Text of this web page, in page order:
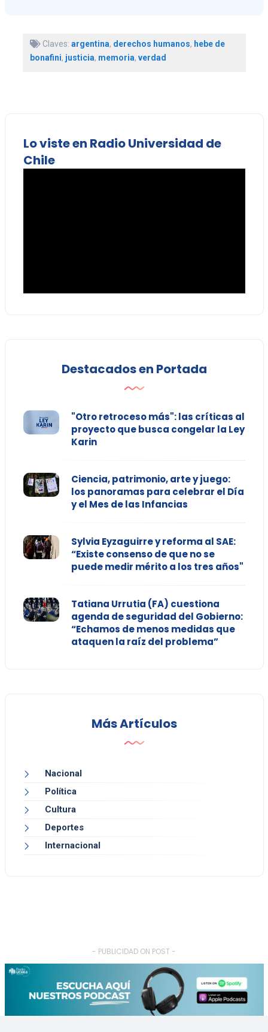
Claves: argentina, derechos humanos, hebe de
bonafini, justicia, memoria, verdad
Lo viste en Radio Universidad de
Chile
Destacados en Portada
"Otro retroceso más": las críticas al
proyecto que busca congelar la Ley
Karin
Ciencia, patrimonio, arte y juego:
los panoramas para celebrar el Día
y el Mes de las Infancias
Sylvia Eyzaguirre y reforma al SAE:
“Existe consenso de que no se
puede medir mérito a los tres años"
Tatiana Urrutia (FA) cuestiona
agenda de seguridad del Gobierno:
“Echamos de menos medidas que
ataquen la raíz del problema”
Más Artículos
Nacional
Política
Cultura
Deportes
Internacional
- PUBLICIDAD ON POST -